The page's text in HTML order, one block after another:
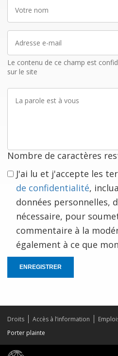
nom
mail
Le contenu de ce champ est
sur le site
parole
Nombre de caractères
J'ai lu et j'accepte les
de confidentialité,
données personnelles,
nécessaire, pour
commentaire à la
également à ce que
ENREGISTRER
Droits Accès à l’information
Porter plainte